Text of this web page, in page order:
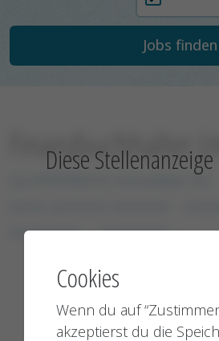
Diese
Finanzbuchhalter
QUARTERBACK Immobilien AG
xxxxxxxxxx
xxxxxxxxxx
Cookies
Wenn du auf
akzeptierst du die